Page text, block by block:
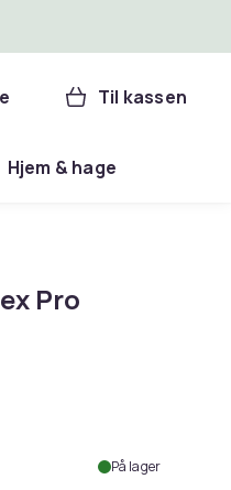
Til kassen
Hjem & hage
Pro
På lager